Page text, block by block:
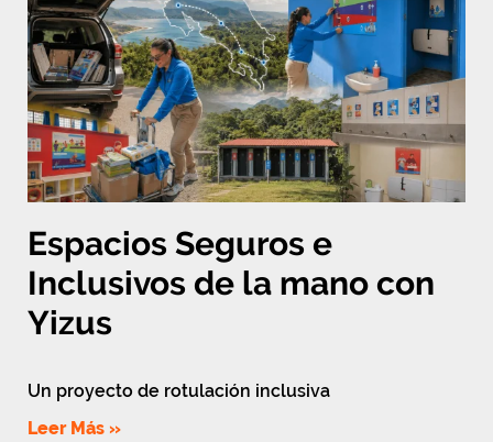
Espacios Seguros e
Inclusivos de la mano con
Yizus
Un proyecto de rotulación inclusiva
Leer Más »